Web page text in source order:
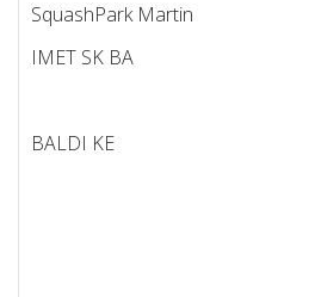
SquashPark Martin
IMET SK BA
BALDI KE